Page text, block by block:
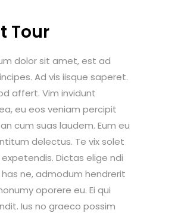
Tour
dolor sit amet, est ad
Ad vis iisque saperet.
affert. Vim invidunt
eu eos veniam percipit
cum suas laudem. Eum eu
delectus. Te vix solet
Dictas elige ndi
ne, admodum hendrerit
oporere eu. Ei qui
Ius no graeco possim